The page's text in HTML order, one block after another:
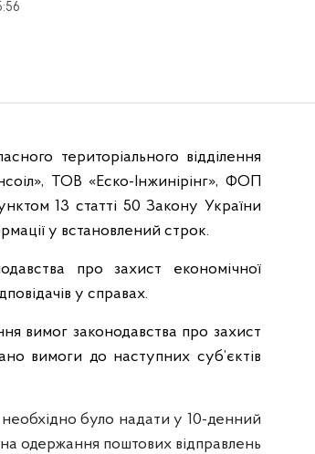
територіального відділення
ТОВ «Еско-Інжинірінг», ФОП
13 статті 50 Закону України
у встановлений строк.
про захист економічної
у справах.
вимог законодавства про захист
вимоги до наступних суб’єктів
було надати у 10-денний
одержання поштових відправлень